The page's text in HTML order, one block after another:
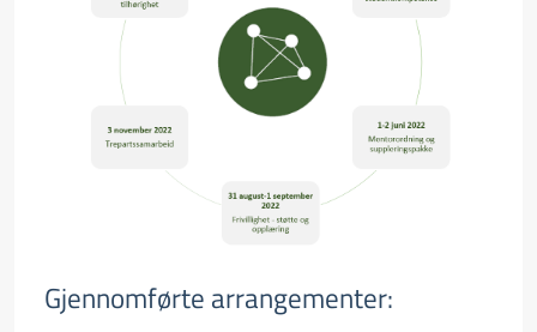
Gjennomførte arrangementer: